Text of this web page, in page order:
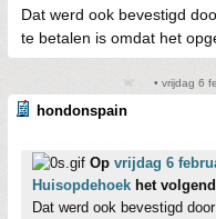
Dat werd ook bevestigd
te betalen is omdat het
• vrijdag 6
hondonspain
Op vrijdag 6
Huisopdehoek het
Dat werd ook bevestigd